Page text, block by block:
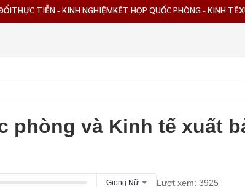
THỰC TIỄN - KINH NGHIỆMKẾT HỢP QUỐC PHÒNG - KINH TẾ
phòng và Kinh tế xuất
Giọng Nữ Lượt xem: 3925